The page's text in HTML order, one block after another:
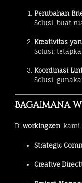
Perubahan
Solusi: buat
Kreativitas
Solusi:
Koordinasi
Solusi:
Bagaimana
Di workingzen, kami
Strategic
Creative